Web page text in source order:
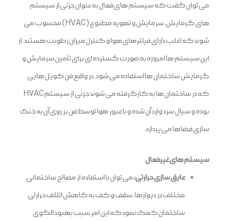
می توان گفت که سیستم های فعال به عنوان جزئی از سیستم
های گرمایش، سرمایش و تهویه مطبوع (HVAC) محسوب می
شوند که اغلب دارای فیلترهای هوا و کنترل میزان رطوبت هستند. از
این سیستم ها امروزه به صورت گسترده ای برای تأمین سرمایش و
گرمایش ساختمان ها استفاده می شود. در واقع فن کویل هایی
که در ساختمان ها به کارگرفته می شوند جزئی از سیستم HVAC
بوده و سیال سرد وارد آن شده و با عبور هوا توسط فن بر روی آن به خنک
سازی فضاها می پردازد.
سیستم های غیرفعال
عایق سازی حرارتی:می توان با استفاده از مصالح ساختمانی
مختلف در دیوارها، سقف و کف به کاهش اتلاف حرارتی
ساختمان کمک نمود که این امر سبب بهبود الگوی